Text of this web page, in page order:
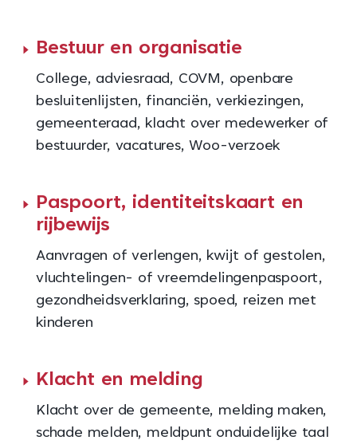
Bestuur en organisatie
College, adviesraad, COVM, openbare
besluitenlijsten, financiën, verkiezingen,
gemeenteraad, klacht over medewerker of
bestuurder, vacatures, Woo-verzoek
Paspoort, identiteitskaart en
rijbewijs
Aanvragen of verlengen, kwijt of gestolen,
vluchtelingen- of vreemdelingenpaspoort,
gezondheidsverklaring, spoed, reizen met
kinderen
Klacht en melding
Klacht over de gemeente, melding maken,
schade melden, meldpunt onduidelijke taal